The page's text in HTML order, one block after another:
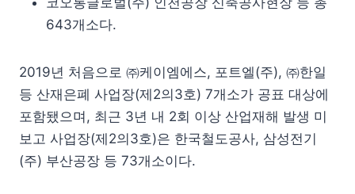
643개소다.
2019년 처음으로 ㈜케이엠에스, 포트엘(주), ㈜한일
등 산재은폐 사업장(제2의3호) 7개소가 공표 대상에
포함됐으며, 최근 3년 내 2회 이상 산업재해 발생 미
보고 사업장(제2의3호)은 한국철도공사, 삼성전기
(주) 부산공장 등 73개소이다.